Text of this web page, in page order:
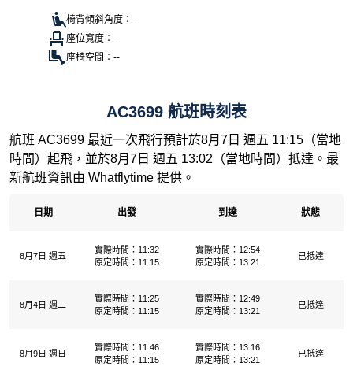
椅背傾斜角度：--
座位寬度：--
座椅空間：--
AC3699 航班時刻表
航班 AC3699 最近一次飛行預計於8月7日 週五 11:15（當地
時間）起飛，並於8月7日 週五 13:02（當地時間）抵達。最
新航班資訊由 Whatflytime 提供。
日期 出發 到達 狀態
8月7日 週五
實際時間：11:32
原定時間：11:15
實際時間：12:54
原定時間：13:21
已抵達
8月4日 週二
實際時間：11:25
原定時間：11:15
實際時間：12:49
原定時間：13:21
已抵達
8月9日 週日
實際時間：11:46
原定時間：11:15
實際時間：13:16
原定時間：13:21
已抵達